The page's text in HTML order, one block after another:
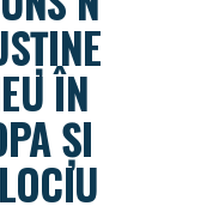
ÎN
ȘI